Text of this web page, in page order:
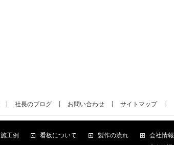
社長のブログ お問い合わせ サイトマップ
施工例 看板について 製作の流れ 会社情報